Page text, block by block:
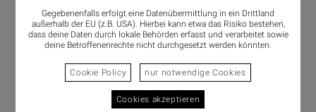
Gegebenenfalls erfolgt eine Datenübermittlung in ein Drittland
außerhalb der EU (z.B. USA). Hierbei kann etwa das Risiko bestehen,
dass deine Daten durch lokale Behörden erfasst und verarbeitet sowie
deine Betroffenenrechte nicht durchgesetzt werden könnten.
Cookie Policy nur notwendige Cookies
Cookies akzeptieren